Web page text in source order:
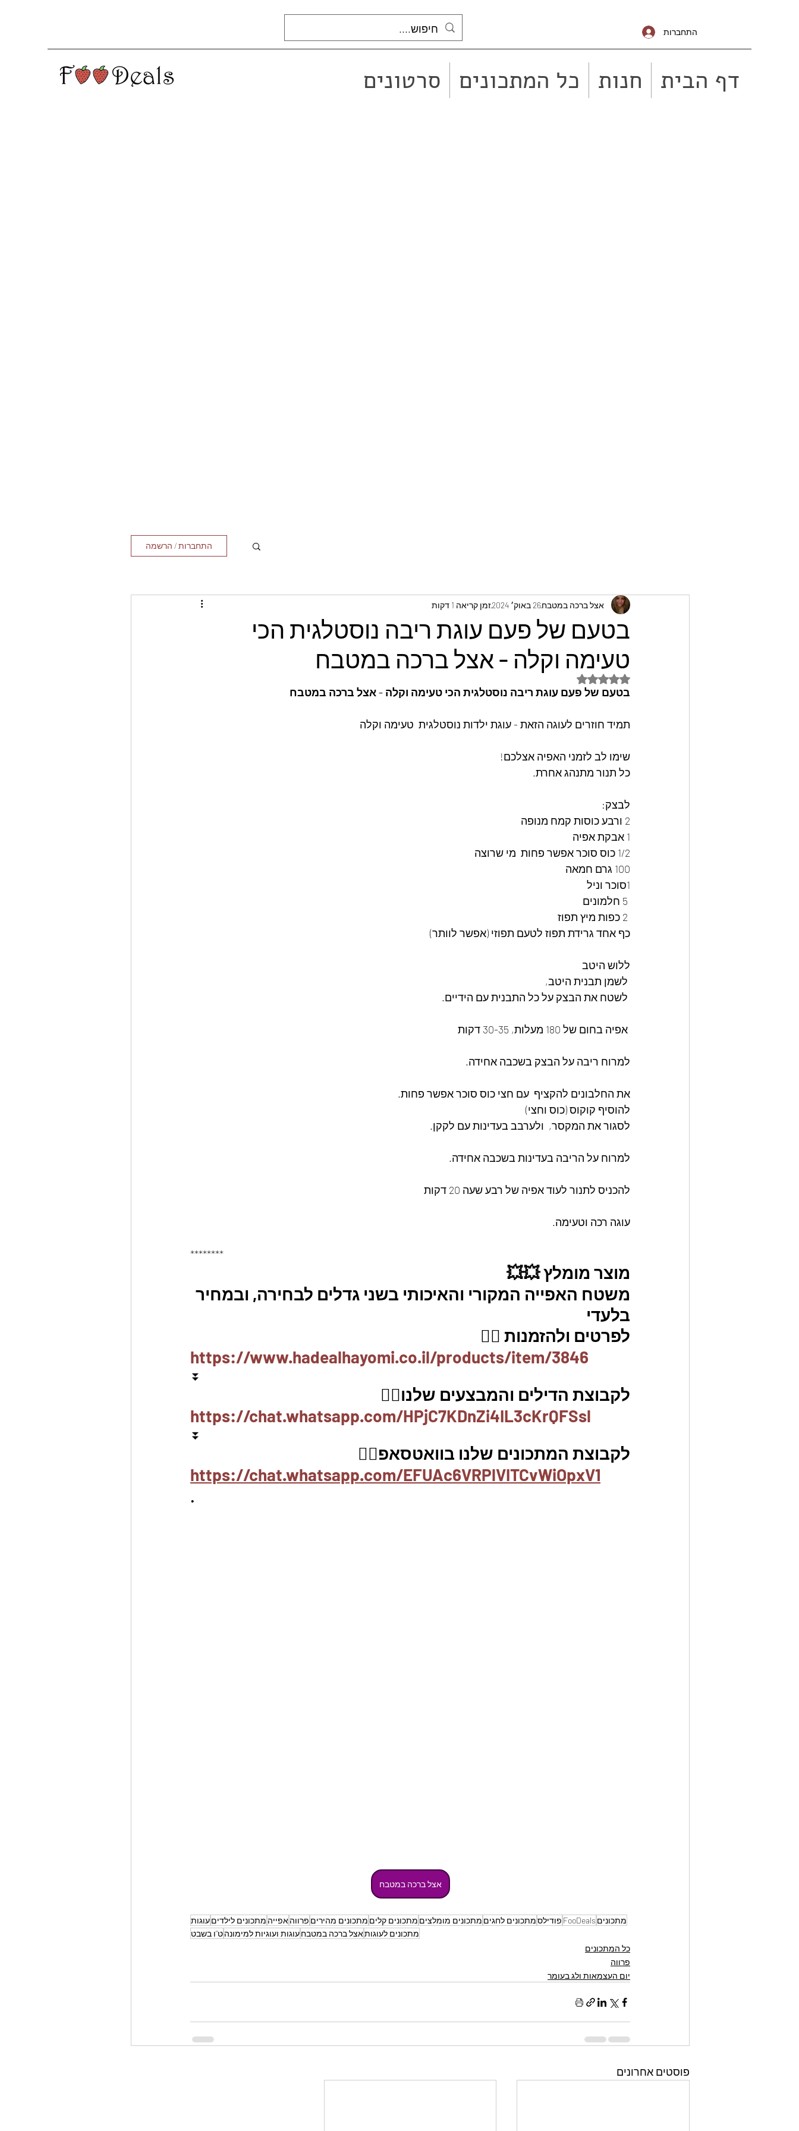
התחברות
דף הבית חנות כל המתכונים סרטונים
התחברות / הרשמה
בטעם של פעם עוגת ריבה נוסטלגית הכי
טעימה וקלה - אצל ברכה במטבח
אצל ברכה במטבח26 באוק׳ 2024 זמן קריאה 1 דקות
דירוג של NaN מתוך 5 כוכבים
בטעם של פעם עוגת ריבה נוסטלגית הכי טעימה וקלה - אצל ברכה במטבח
תמיד חוזרים לעוגה הזאת - עוגת ילדות נוסטלגית  טעימה וקלה
שימו לב לזמני האפיה אצלכם!
כל תנור מתנהג אחרת.
לבצק:
2 ורבע כוסות קמח מנופה
1 אבקת אפיה
1/2 כוס סוכר אפשר פחות  מי שרוצה
100 גרם חמאה
1סוכר וניל
כף אחד גרידת תפוז לטעם תפוזי (אפשר לוותר)
ללוש היטב
למרוח ריבה על הבצק בשכבה אחידה.
את החלבונים להקציף  עם חצי כוס סוכר אפשר פחות.
להוסיף קוקוס (כוס וחצי)
לסגור את המקסר,  ולערבב בעדינות עם לקקן.
למרוח על הריבה בעדינות בשכבה אחידה.
להכניס לתנור לעוד אפיה של רבע שעה 20 דקות
עוגה רכה וטעימה.
********
מוצר מומלץ 💥💥
משטח האפייה המקורי והאיכותי בשני גדלים לבחירה, ובמחיר
בלעדי
לפרטים ולהזמנות 👇🏼
https://www.hadealhayomi.co.il/products/item/3846
⏬
לקבוצת הדילים והמבצעים שלנו👇🏽
https://chat.whatsapp.com/HPjC7KDnZi4IL3cKrQFSsl
⏬
לקבוצת המתכונים שלנו בוואטסאפ👇🏽
https://chat.whatsapp.com/EFUAc6VRPlVITCvWiOpxV1
.
אצל ברכה במטבח
מתכונים FooDeals פודילסמתכונים לחגים מתכונים מומלצים מתכונים קלים מתכונים מהירים פרווהאפייה מתכונים לילדיםעוגות
מתכונים לעוגותאצל ברכה במטבחעוגות ועוגיות למימונהט"ו בשבט
כל המתכונים
פרווה
יום העצמאות ולג בעומר
פוסטים אחרונים